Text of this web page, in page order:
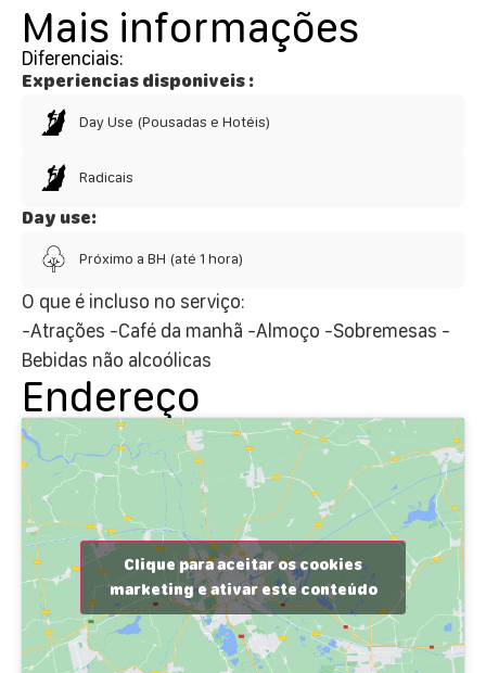
Mais informações
Diferenciais:
Experiencias disponiveis :
Day Use (Pousadas e Hotéis)
Radicais
Day use:
Próximo a BH (até 1 hora)
O que é incluso no serviço:
-Atrações -Café da manhã -Almoço -Sobremesas -
Bebidas não alcoólicas
Endereço
Clique para aceitar os cookies
marketing e ativar este conteúdo